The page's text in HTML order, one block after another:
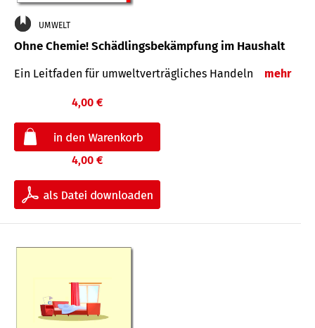
UMWELT
Ohne Chemie! Schädlingsbekämpfung im Haushalt
Ein Leitfaden für um­welt­ver­träg­liches Han­deln mehr
4,00 €
4,00 €